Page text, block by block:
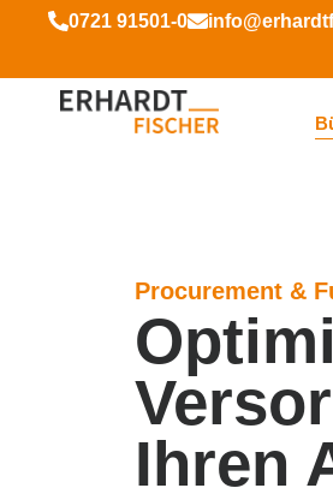
0721 91501-0
Procurement &
Ihren